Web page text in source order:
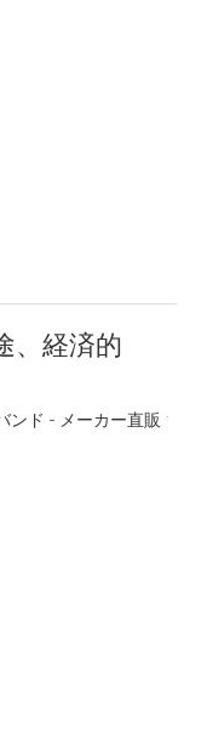
、経済的